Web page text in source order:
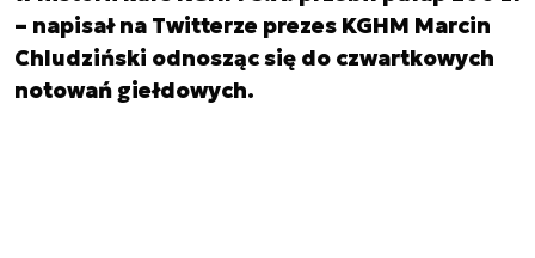
– napisał na Twitterze prezes KGHM Marcin
Chludziński odnosząc się do czwartkowych
notowań giełdowych.